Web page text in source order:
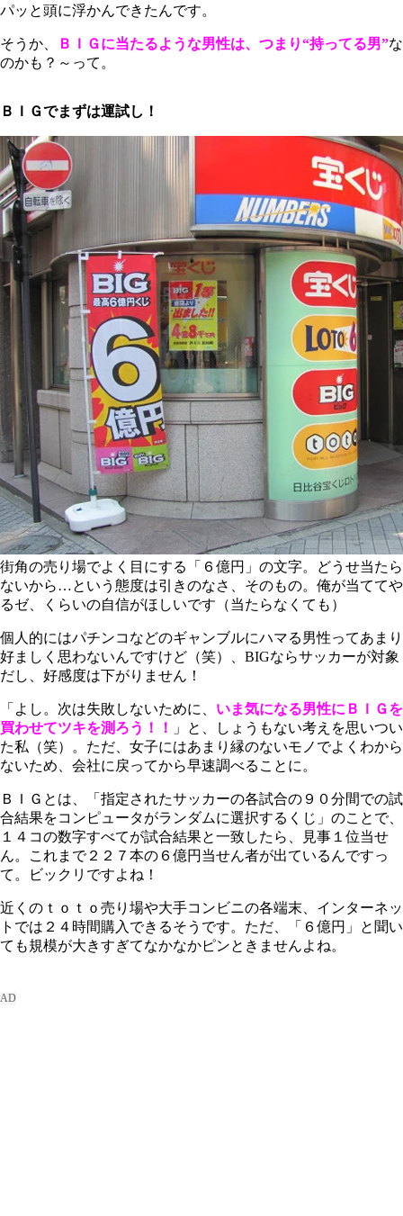
パッと頭に浮かんできたんです。
そうか、 ＢＩＧに当たるような男性は、つまり“持ってる男”な
のかも？～って。
ＢＩＧでまずは運試し！
街角の売り場でよく目にする「６億円」の文字。どうせ当たら
ないから…という態度は引きのなさ、そのもの。俺が当ててや
るゼ、くらいの自信がほしいです（当たらなくても）
個人的にはパチンコなどのギャンブルにハマる男性ってあまり
好ましく思わないんですけど（笑）、BIGならサッカーが対象
だし、好感度は下がりません！
「よし。次は失敗しないために、 いま気になる男性にＢＩＧを
買わせてツキを測ろう！！
」と、しょうもない考えを思いつい
た私（笑）。ただ、女子にはあまり縁のないモノでよくわから
ないため、会社に戻ってから早速調べることに。
ＢＩＧとは、「指定されたサッカーの各試合の９０分間での試
合結果をコンピュータがランダムに選択するくじ」のことで、
１４コの数字すべてが試合結果と一致したら、見事１位当せ
ん。これまで２２７本の６億円当せん者が出ているんですっ
て。ビックリですよね！
近くのｔｏｔｏ売り場や大手コンビニの各端末、インターネッ
トでは２４時間購入できるそうです。ただ、「６億円」と聞い
ても規模が大きすぎてなかなかピンときませんよね。